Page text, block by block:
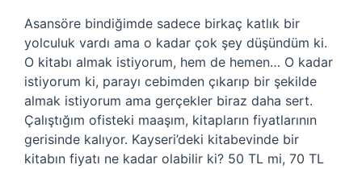
Asansöre bindiğimde sadece birkaç katlık bir
yolculuk vardı ama o kadar çok şey düşündüm ki.
O kitabı almak istiyorum, hem de hemen… O kadar
istiyorum ki, parayı cebimden çıkarıp bir şekilde
almak istiyorum ama gerçekler biraz daha sert.
Çalıştığım ofisteki maaşım, kitapların fiyatlarının
gerisinde kalıyor. Kayseri’deki kitabevinde bir
kitabın fiyatı ne kadar olabilir ki? 50 TL mi, 70 TL